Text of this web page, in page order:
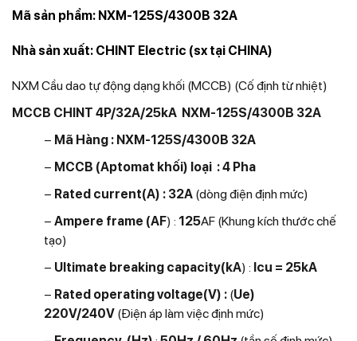
Mã sản phẩm: NXM-125S/4300B 32A
Nhà sản xuất: CHINT Electric (sx tại CHINA)
NXM Cầu dao tự động dạng khối (MCCB) (Cố định từ nhiệt)
MCCB CHINT 4P/32A/25kA NXM-125S/4300B 32A
− Mã Hàng : NXM-125S/4300B 32A
− MCCB (Aptomat khối) loại : 4 Pha
− Rated current(A) : 32A (dòng điện định mức)
− Ampere frame (AF) : 125AF (Khung kích thước chế
tạo)
− Ultimate breaking capacity(kA) : Icu = 25kA
− Rated operating voltage(V) : (Ue)
220V/240V (Điện áp làm việc định mức)